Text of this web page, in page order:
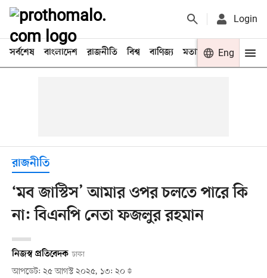
Login
সর্বশেষ বাংলাদেশ রাজনীতি বিশ্ব বাণিজ্য মতামত খেলা
Eng
রাজনীতি
‘মব জাস্টিস’ আমার ওপর চলতে পারে কি
না: বিএনপি নেতা ফজলুর রহমান
নিজস্ব প্রতিবেদক ঢাকা
আপডেট: ২৫ আগস্ট ২০২৫, ১৩: ২০